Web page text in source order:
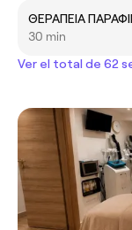
ΘΕΡΑΠΕΙΑ
30 min
Ver el total de 62